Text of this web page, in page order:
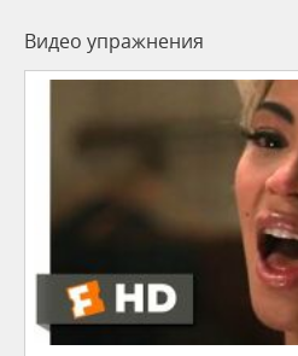
Видео упражнения